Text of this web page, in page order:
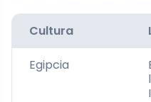
Cultura
Egipcia